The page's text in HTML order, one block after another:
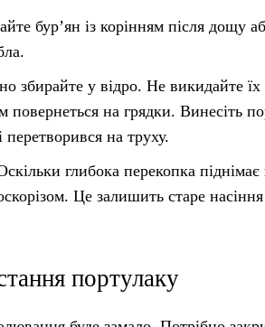
бур’ян із корінням після дощу
збирайте у відро. Не викидайте
повернеться на грядки. Винесіть
на труху.
глибока перекопка
Це залишить старе
портулаку